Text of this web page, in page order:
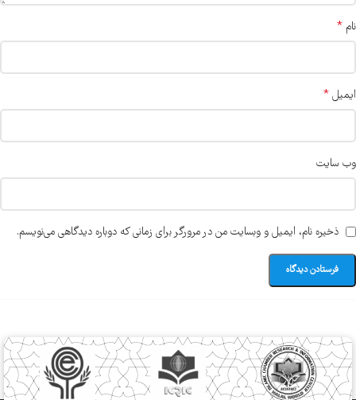
نام *
ایمیل *
وب‌ سایت
ذخیره نام، ایمیل و وبسایت من در مرورگر برای زمانی که دوباره دیدگاهی می‌نویسم.